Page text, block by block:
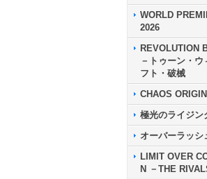
WORLD
2026
REVOLUTION
－トゥーン・ウ
フト・破械
CHAOS
極光のライジン
オーバーラッシ
LIMIT OVER
N －THE